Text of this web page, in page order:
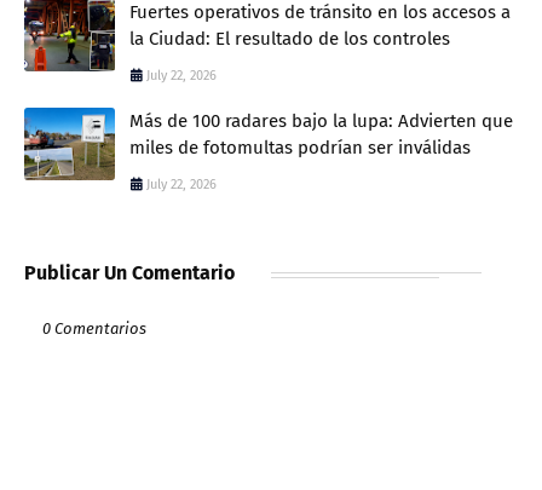
Fuertes operativos de tránsito en los accesos a
la Ciudad: El resultado de los controles
July 22, 2026
Más de 100 radares bajo la lupa: Advierten que
miles de fotomultas podrían ser inválidas
July 22, 2026
Publicar Un Comentario
0 Comentarios